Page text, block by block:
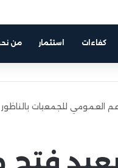
كفاءات استثمار من
العمومي للجمعيات بالناظور